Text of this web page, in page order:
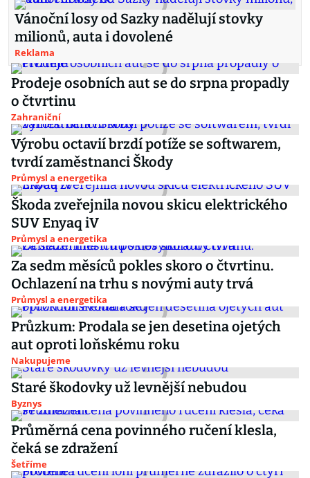
Vánoční losy od Sazky nadělují stovky
milionů, auta i dovolené
Reklama
Prodeje osobních aut se do srpna propadly
o čtvrtinu
Zahraniční
Výrobu octavií brzdí potíže se softwarem,
tvrdí zaměstnanci Škody
Průmysl a energetika
Škoda zveřejnila novou skicu elektrického
SUV Enyaq iV
Průmysl a energetika
Za sedm měsíců pokles skoro o čtvrtinu.
Ochlazení na trhu s novými auty trvá
Průmysl a energetika
Průzkum: Prodala se jen desetina ojetých
aut oproti loňskému roku
Nakupujeme
Staré škodovky už levnější nebudou
Byznys
Průměrná cena povinného ručení klesla,
čeká se zdražení
Šetříme